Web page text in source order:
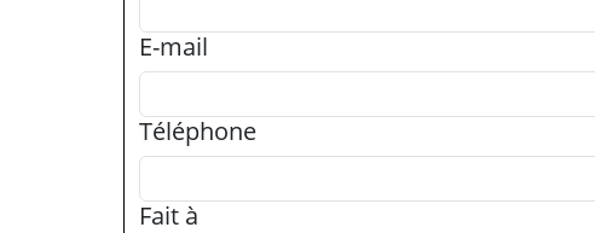
E-mail
Téléphone
Fait à